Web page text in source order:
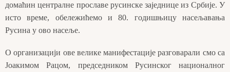
домаћин централне прославе русинске заједнице из Србије. У
исто време, обележићемо и 80. годишњицу насељавања
Русина у ово насеље.
О организацији ове велике манифестације разговарали смо са
Јоакимом Рацом, председником Русинског националног